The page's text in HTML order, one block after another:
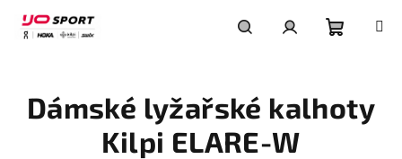
obsah
košík
Dámské lyžařské kalhoty
Kilpi ELARE-W